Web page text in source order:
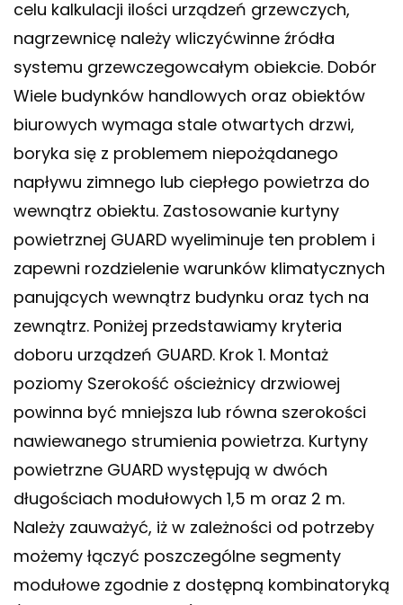
celu kalkulacji ilości urządzeń grzewczych,
nagrzewnicę należy wliczyćwinne źródła
systemu grzewczegowcałym obiekcie. Dobór
Wiele budynków handlowych oraz obiektów
biurowych wymaga stale otwartych drzwi,
boryka się z problemem niepożądanego
napływu zimnego lub ciepłego powietrza do
wewnątrz obiektu. Zastosowanie kurtyny
powietrznej GUARD wyeliminuje ten problem i
zapewni rozdzielenie warunków klimatycznych
panujących wewnątrz budynku oraz tych na
zewnątrz. Poniżej przedstawiamy kryteria
doboru urządzeń GUARD. Krok 1. Montaż
poziomy Szerokość ościeżnicy drzwiowej
powinna być mniejsza lub równa szerokości
nawiewanego strumienia powietrza. Kurtyny
powietrzne GUARD występują w dwóch
długościach modułowych 1,5 m oraz 2 m.
Należy zauważyć, iż w zależności od potrzeby
możemy łączyć poszczególne segmenty
modułowe zgodnie z dostępną kombinatoryką